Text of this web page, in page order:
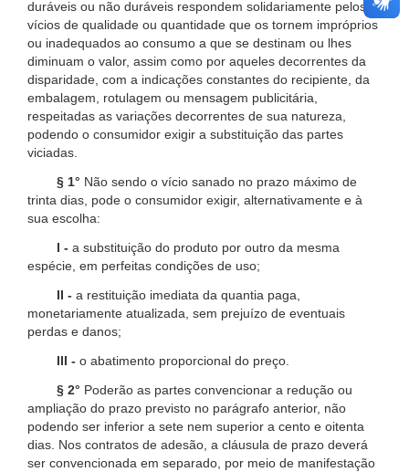
duráveis ou não duráveis respondem solidariamente pelos
vícios de qualidade ou quantidade que os tornem impróprios
ou inadequados ao consumo a que se destinam ou lhes
diminuam o valor, assim como por aqueles decorrentes da
disparidade, com a indicações constantes do recipiente, da
embalagem, rotulagem ou mensagem publicitária,
respeitadas as variações decorrentes de sua natureza,
podendo o consumidor exigir a substituição das partes
viciadas.
§ 1° Não sendo o vício sanado no prazo máximo de
trinta dias, pode o consumidor exigir, alternativamente e à
sua escolha:
I - a substituição do produto por outro da mesma
espécie, em perfeitas condições de uso;
II - a restituição imediata da quantia paga,
monetariamente atualizada, sem prejuízo de eventuais
perdas e danos;
III - o abatimento proporcional do preço.
§ 2° Poderão as partes convencionar a redução ou
ampliação do prazo previsto no parágrafo anterior, não
podendo ser inferior a sete nem superior a cento e oitenta
dias. Nos contratos de adesão, a cláusula de prazo deverá
ser convencionada em separado, por meio de manifestação